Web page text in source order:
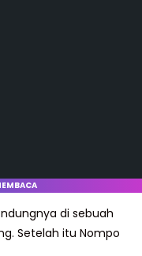
di sebuah
Setelah itu Nompo